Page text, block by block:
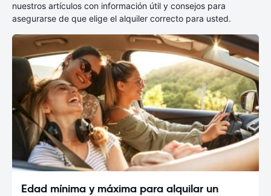
nuestros artículos con información útil y consejos para
asegurarse de que elige el alquiler correcto para usted.
Edad mínima y máxima para alquilar un